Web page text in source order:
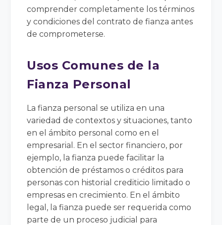
comprender completamente los términos
y condiciones del contrato de fianza antes
de comprometerse.
Usos Comunes de la
Fianza Personal
La fianza personal se utiliza en una
variedad de contextos y situaciones, tanto
en el ámbito personal como en el
empresarial. En el sector financiero, por
ejemplo, la fianza puede facilitar la
obtención de préstamos o créditos para
personas con historial crediticio limitado o
empresas en crecimiento. En el ámbito
legal, la fianza puede ser requerida como
parte de un proceso judicial para